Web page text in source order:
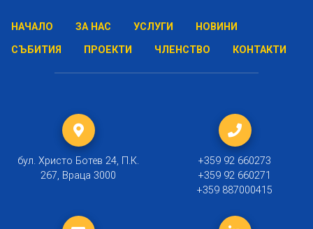
НАЧАЛО ЗА НАС УСЛУГИ
НОВИНИ
СЪБИТИЯ
ПРОЕКТИ ЧЛЕНСТВО КОНТАКТИ
бул. Христо Ботев 24, П.К.
267, Враца 3000
+359 92 660273
+359 92 660271
+359 887000415